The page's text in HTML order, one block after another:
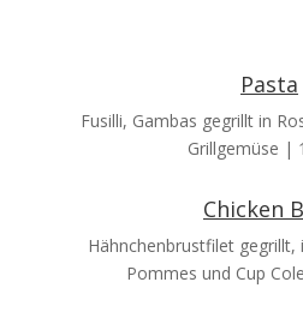
Pasta
Fusilli, Gambas gegrillt in
Grillgemüse |
Chicken
Hähnchenbrustfilet gegrillt,
Pommes und Cup